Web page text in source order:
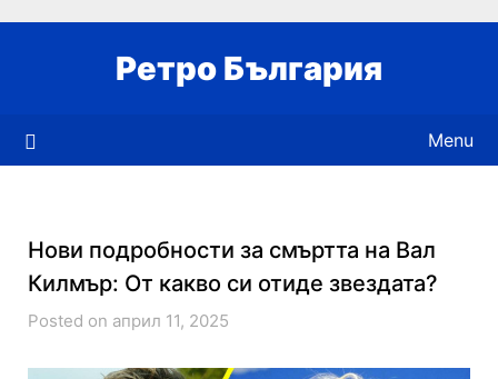
Ретро България
Menu
Нови подробности за смъртта на Вал
Килмър: От какво си отиде звездата?
Posted on април 11, 2025